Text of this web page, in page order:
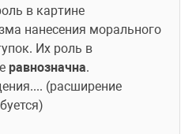
в картине
нанесения морального
Их роль в
равнозначна.
(расширение